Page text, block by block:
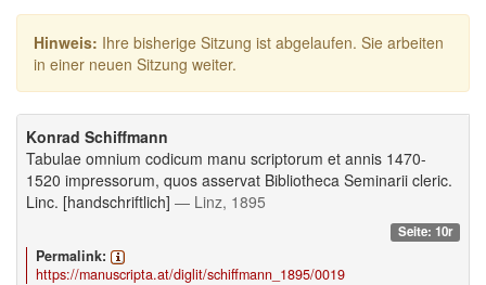
Hinweis: Ihre bisherige Sitzung ist abgelaufen. Sie arbeiten
in einer neuen Sitzung weiter.
Konrad Schiffmann
Tabulae omnium codicum manu scriptorum et annis 1470-
1520 impressorum, quos asservat Bibliotheca Seminarii cleric.
Linc. [handschriftlich] — Linz, 1895
Seite: 10r
Permalink:
https://manuscripta.at/diglit/schiffmann_1895/0019